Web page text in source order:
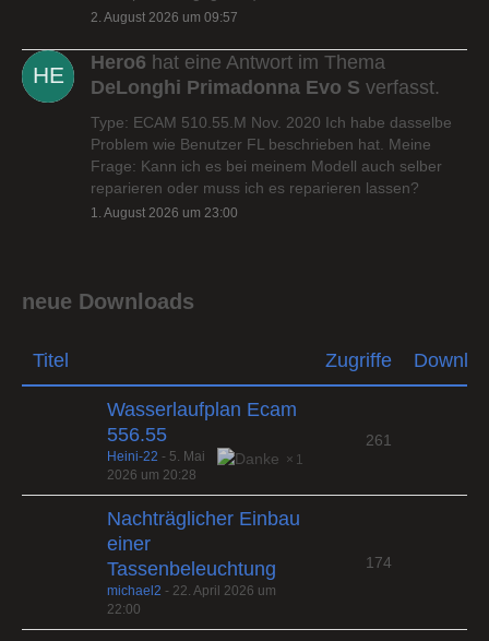
2. August 2026 um 09:57
Hero6 hat eine Antwort im Thema
DeLonghi Primadonna Evo S verfasst.
Type: ECAM 510.55.M Nov. 2020 Ich habe dasselbe
Problem wie Benutzer FL beschrieben hat. Meine
Frage: Kann ich es bei meinem Modell auch selber
reparieren oder muss ich es reparieren lassen?
1. August 2026 um 23:00
neue Downloads
Titel Zugriffe
Wasserlaufplan Ecam
556.55
1
Heini-22 - 5. Mai
2026 um 20:28
261
Nachträglicher Einbau
einer
Tassenbeleuchtung
michael2 - 22. April 2026 um
22:00
174